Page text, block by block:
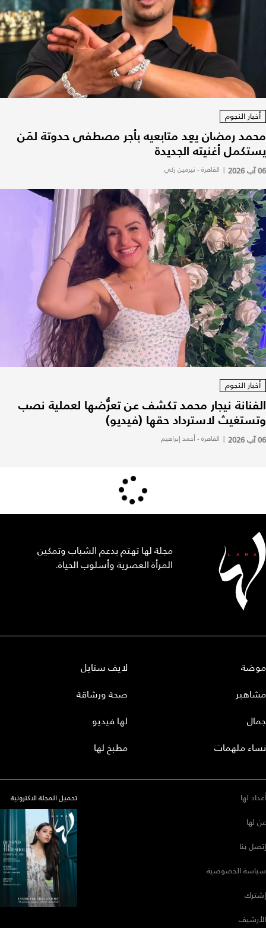
أخبار النجوم
محمد رمضان يعِد متابعيه بأجر مصطفى حدوتة لمَن
يستكمل أغنيته الجديدة
06 آب 2026 | القاهرة - نيرمين زكي
أخبار النجوم
الفنانة نيجار محمد تكشف عن تعرُّضها لعملية نصب
وتستغيث لاسترداد حقها (فيديو)
06 آب 2026 | القاهرة - أحمد إبراهيم
مجلة لها تهتم بدعم الشباب وتمكين
المرأة العصرية وأسلوب الحياة.
موضة
مشاهير
جمال
نساء ملهمات
لايف ستايل
صحة ورشاقة
لها فيديو
مطبخ لها
أعداد لها
عن لها
إتصل بنا
سياسة الخصوصية
إشترك
الأرشيف
تحميل المجلة الاكترونية